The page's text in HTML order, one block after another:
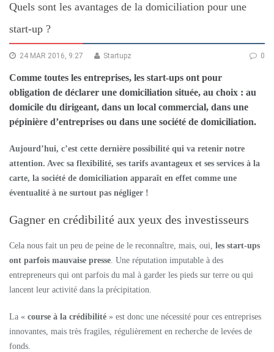
Quels sont les avantages de la domiciliation pour une
start-up ?
24 MAR 2016, 9:27 0
Startupz
Comme toutes les entreprises, les start-ups ont pour
obligation de déclarer une domiciliation située, au choix : au
domicile du dirigeant, dans un local commercial, dans une
pépinière d’entreprises ou dans une société de domiciliation.
Aujourd’hui, c’est cette dernière possibilité qui va retenir notre
attention. Avec sa flexibilité, ses tarifs avantageux et ses services à la
carte, la société de domiciliation apparaît en effet comme une
éventualité à ne surtout pas négliger !
Gagner en crédibilité aux yeux des investisseurs
Cela nous fait un peu de peine de le reconnaître, mais, oui, les start-ups
ont parfois mauvaise presse. Une réputation imputable à des
entrepreneurs qui ont parfois du mal à garder les pieds sur terre ou qui
lancent leur activité dans la précipitation.
La « course à la crédibilité » est donc une nécessité pour ces entreprises
innovantes, mais très fragiles, régulièrement en recherche de levées de
fonds.